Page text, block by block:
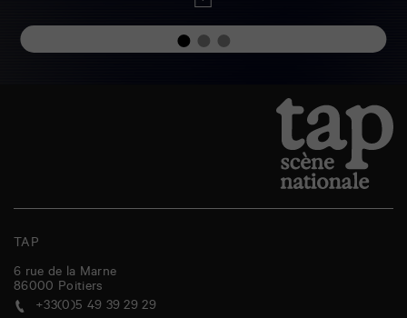
TAP
6 rue de la Marne
86000 Poitiers
+33(0)5 49 39 29 29